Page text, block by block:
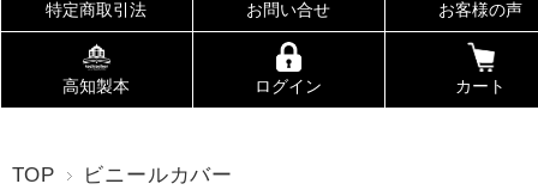
特定商取引法 お問い合せ お客様の声
高知製本 ログイン カート
TOP ビニールカバー